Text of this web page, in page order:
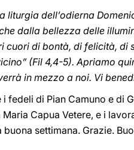
dell’odierna
dalla bellezza delle
cuori di bontà, di felicità, di
(Fil 4,4-5). Apriamo
in mezzo a noi. Vi
di Pian Camuno e di
Capua Vetere, e i
settimana. Grazie.